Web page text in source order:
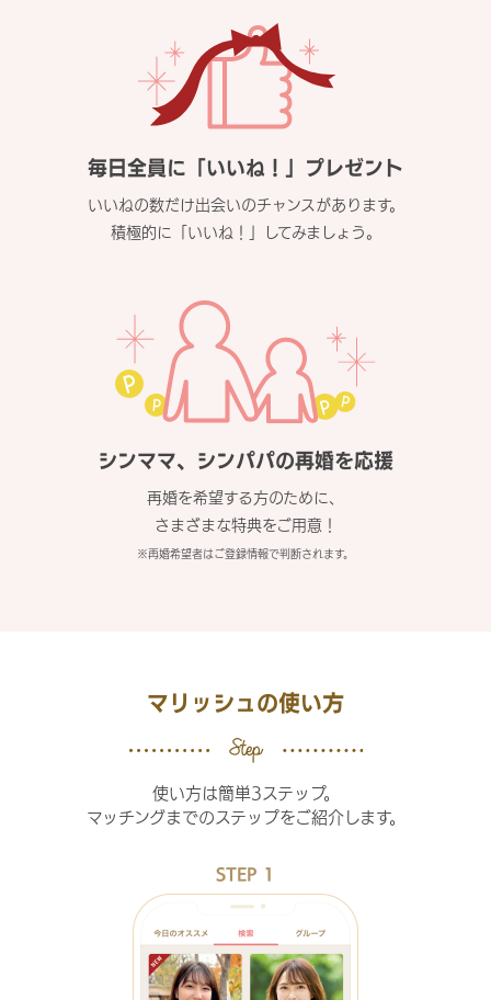
毎日全員に「いいね！」プレゼント
いいねの数だけ出会いのチャンスがあります。
積極的に「いいね！」してみましょう。
シンママ、シンパパの再婚を応援
再婚を希望する方のために、
さまざまな特典をご用意！
※再婚希望者はご登録情報で判断されます。
マリッシュの使い方
使い方は簡単3ステップ。
マッチングまでのステップをご紹介します。
STEP 1